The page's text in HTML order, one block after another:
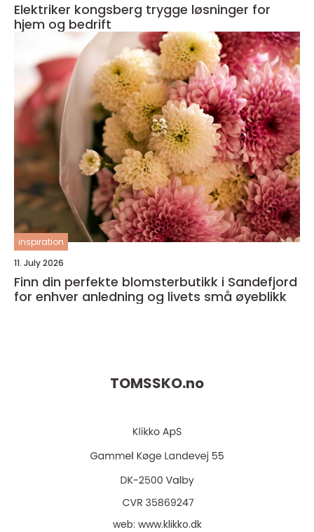
Elektriker kongsberg trygge løsninger for
hjem og bedrift
inspiration
11. July 2026
Finn din perfekte blomsterbutikk i Sandefjord
for enhver anledning og livets små øyeblikk
TOMSSKO.no
web: www.klikko.dk